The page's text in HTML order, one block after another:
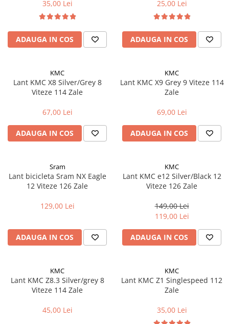
Cricuri bicicleta
Suport bicicleta
Computer bicicleta
Frana bicicleta
Discuri frana bicicleta
Frane pe disc
Frane pe janta
Accesorii frane bicicleta
Spite
Accesorii butuci
Roti
Jante bicicleta
Fond de janta
Tija sa bicicleta
Sei
Angrenaje bicicleta
Angrenaj pedalier
Butoane si conectori
Cabluri si mufe
Convertor
Componente franare
Manete de frana
Frane cu tambur
Etrier frana
Placute de frana
Componente cadru
Aparatori si protectii
Sisteme de pliere
35,00 Lei
ADAUGA IN COS
25,00 Lei
ADAUGA IN COS
KMC
Lant KMC X8 Silver/Grey 8
Viteze 114 Zale
67,00 Lei
ADAUGA IN COS
KMC
Lant KMC X9 Grey 9 Viteze 114
Zale
69,00 Lei
ADAUGA IN COS
Sram
Lant bicicleta Sram NX Eagle
12 Viteze 126 Zale
129,00 Lei
ADAUGA IN COS
KMC
Lant KMC e12 Silver/Black 12
Viteze 126 Zale
149,00 Lei
119,00 Lei
ADAUGA IN COS
KMC
Lant KMC Z8.3 Silver/grey 8
Viteze 114 Zale
45,00 Lei
KMC
Lant KMC Z1 Singlespeed 112
Zale
35,00 Lei